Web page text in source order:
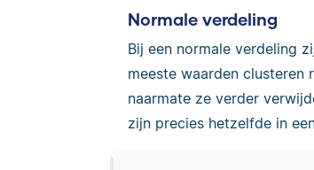
Normale verdeling
Bij een normale verdeling
meeste waarden clusteren
naarmate ze verder
zijn precies hetzelfde in